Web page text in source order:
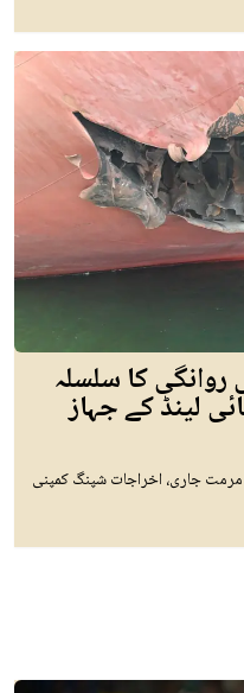
روانگی کا سلسلہ
لینڈ کے جہاز
جاری، اخراجات شپنگ کمپنی